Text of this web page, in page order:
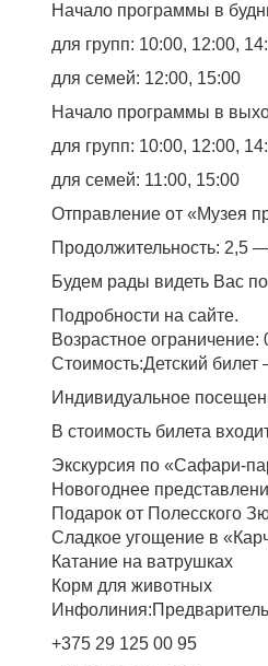
Начало программы в
для групп: 10:00, 12:00,
для семей: 12:00, 15:00
Начало программы в
для групп: 10:00, 12:00,
для семей: 11:00, 15:00
Отправление от «Музея
Продолжительность: 2,5
Будем рады видеть Вас
Подробности на сайте.
Возрастное ограничение:
Стоимость:Детский
Индивидуальное
В стоимость билета
Экскурсия по «Сафари-
Новогоднее
Подарок от Полесского
Сладкое угощение в
Катание на ватрушках
Корм для животных
+375 29 125 00 95